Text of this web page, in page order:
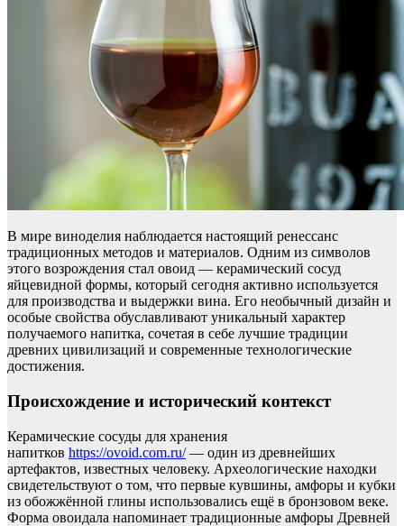
В мире виноделия наблюдается настоящий ренессанс
традиционных методов и материалов. Одним из символов
этого возрождения стал овоид — керамический сосуд
яйцевидной формы, который сегодня активно используется
для производства и выдержки вина. Его необычный дизайн и
особые свойства обуславливают уникальный характер
получаемого напитка, сочетая в себе лучшие традиции
древних цивилизаций и современные технологические
достижения.
Происхождение и исторический контекст
Керамические сосуды для хранения
напитков https://ovoid.com.ru/— один из древнейших
артефактов, известных человеку. Археологические находки
свидетельствуют о том, что первые кувшины, амфоры и кубки
из обожжённой глины использовались ещё в бронзовом веке.
Форма овоидала напоминает традиционные амфоры Древней